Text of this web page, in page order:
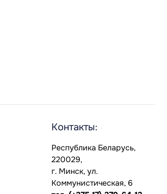
Контакты:
Республика Беларусь,
220029,
г. Минск, ул.
Коммунистическая, 6